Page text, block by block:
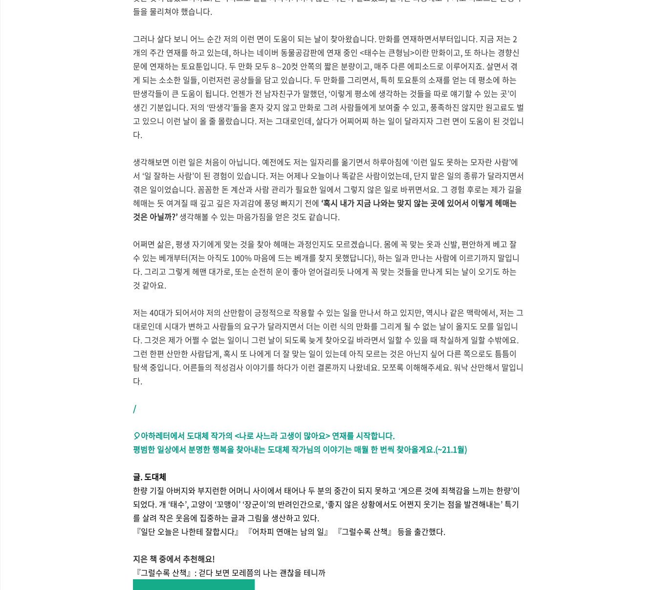
들을 물리쳐야 했습니다.
그러나 살다 보니 어느 순간 저의 이런 면이 도움이 되는 날이 찾아왔습니다. 만화를 연재하면서부터입니다. 지금 저는 2
개의 주간 연재를 하고 있는데,하나는 네이버 동물공감판에 연재 중인 <태수는 큰형님>이란 만화이고,또 하나는 경향신
문에 연재하는 토요툰입니다.두 만화 모두 8∼20컷 안쪽의 짧은 분량이고, 매주 다른 에피소드로 이루어지죠. 살면서 겪
게 되는 소소한 일들, 이런저런 공상들을 담고 있습니다.두 만화를 그리면서, 특히 토요툰의 소재를 얻는 데 평소에 하는
딴생각들이 큰 도움이 됩니다. 언젠가 전 남자친구가 말했던, ‘이렇게 평소에 생각하는 것들을 따로 얘기할 수 있는 곳’이
생긴 기분입니다. 저의 ‘딴생각’들을 혼자 갖지 않고 만화로 그려 사람들에게 보여줄 수 있고,풍족하진 않지만 원고료도 벌
고 있으니 이런 날이 올 줄 몰랐습니다. 저는 그대로인데, 살다가 어찌어찌 하는 일이 달라지자 그런 면이 도움이 된 것입니
다.
생각해보면 이런 일은 처음이 아닙니다. 예전에도 저는 일자리를 옮기면서 하루아침에 ‘이런 일도 못하는 모자란 사람’에
서 ‘일 잘하는 사람’이 된 경험이 있습니다. 저는 어제나 오늘이나 똑같은 사람이었는데, 단지 맡은 일의 종류가 달라지면서
겪은 일이었습니다. 꼼꼼한 돈 계산과 사람 관리가 필요한 일에서 그렇지 않은 일로 바뀌면서요. 그 경험 후로는 제가 길을
헤매는 듯 여겨질 때 깊고 깊은 자괴감에 풍덩 빠지기 전에 ‘혹시 내가 지금 나와는 맞지 않는 곳에 있어서 이렇게 헤매는
것은 아닐까?’ 생각해볼 수 있는 마음가짐을 얻은 것도 같습니다.
어쩌면 삶은, 평생 자기에게 맞는 것을 찾아 헤매는 과정인지도 모르겠습니다.몸에 꼭 맞는 옷과 신발, 편안하게 베고 잘
수 있는 베개부터(저는 아직도 100% 마음에 드는 베개를 찾지 못했답니다),하는 일과 만나는 사람에 이르기까지 말입니
다. 그리고 그렇게 헤맨 대가로,또는 순전히 운이 좋아 얻어걸리듯 나에게 꼭 맞는 것들을 만나게 되는 날이 오기도 하는
것 같아요.
저는 40대가 되어서야 저의 산만함이 긍정적으로 작용할 수 있는 일을 만나서 하고 있지만, 역시나 같은 맥락에서, 저는 그
대로인데 시대가 변하고 사람들의 요구가 달라지면서 더는 이런 식의 만화를 그리게 될 수 없는 날이 올지도 모를 일입니
다. 그것은 제가 어쩔 수 없는 일이니 그런 날이 되도록 늦게 찾아오길 바라면서 일할 수 있을 때 착실하게 일할 수밖에요.
그런 한편 산만한 사람답게,혹시 또 나에게 더 잘 맞는 일이 있는데 아직 모르는 것은 아닌지 싶어 다른 쪽으로도 틈틈이
탐색 중입니다. 어른들의 적성검사 이야기를 하다가 이런 결론까지 나왔네요.모쪼록 이해해주세요. 워낙 산만해서 말입니
다.
/
🎈아하레터에서 도대체 작가의 <나로 사느라 고생이 많아요> 연재를 시작합니다.
평범한 일상에서 분명한 행복을 찾아내는 도대체 작가님의 이야기는 매월 한 번씩 찾아올게요.(~21.1월)
글. 도대체
한량 기질 아버지와 부지런한 어머니 사이에서 태어나 두 분의 중간이 되지 못하고 ‘게으른 것에 죄책감을 느끼는 한량’이
되었다. 개 ‘태수’, 고양이 ‘꼬맹이’ ‘장군이’의 반려인간으로, ‘좋지 않은 상황에서도 어쩐지 웃기는 점을 발견해내는’ 특기
를 살려 작은 웃음에 집중하는 글과 그림을 생산하고 있다.
『일단 오늘은 나한테 잘합시다』 『어차피 연애는 남의 일』
『그럴수록 산책』 등을 출간했다.
지은 책 중에서 추천해요!
『그럴수록 산책』: 걷다 보면 모레쯤의 나는 괜찮을 테니까